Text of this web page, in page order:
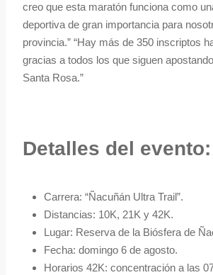
creo que esta maratón funciona como
deportiva de gran importancia para
provincia.” “Hay más de 350 inscriptos
gracias a todos los que siguen
Santa Rosa.”
Detalles del evento:
Carrera: “Ñacuñán Ultra Trail”.
Distancias: 10K, 21K y 42K.
Lugar: Reserva de la Biósfera de
Fecha: domingo 6 de agosto.
Horarios 42K: concentración a las